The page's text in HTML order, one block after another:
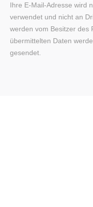
Ihre E-Mail-Adresse wird
verwendet und nicht an
werden vom Besitzer des
übermittelten Daten
gesendet.